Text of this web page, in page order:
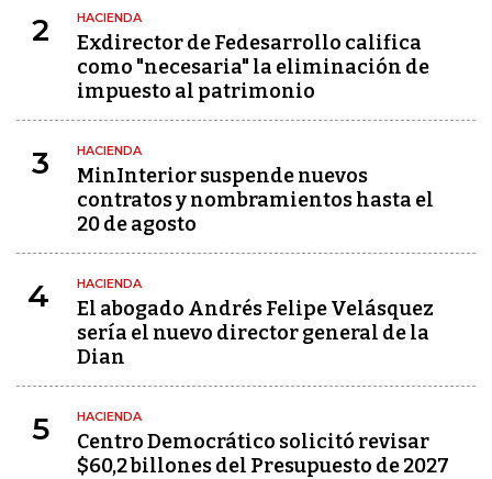
2 HACIENDA
Exdirector de Fedesarrollo califica
como "necesaria" la eliminación de
impuesto al patrimonio
3 HACIENDA
MinInterior suspende nuevos
contratos y nombramientos hasta el
20 de agosto
4 HACIENDA
El abogado Andrés Felipe Velásquez
sería el nuevo director general de la
Dian
5 HACIENDA
Centro Democrático solicitó revisar
$60,2 billones del Presupuesto de 2027